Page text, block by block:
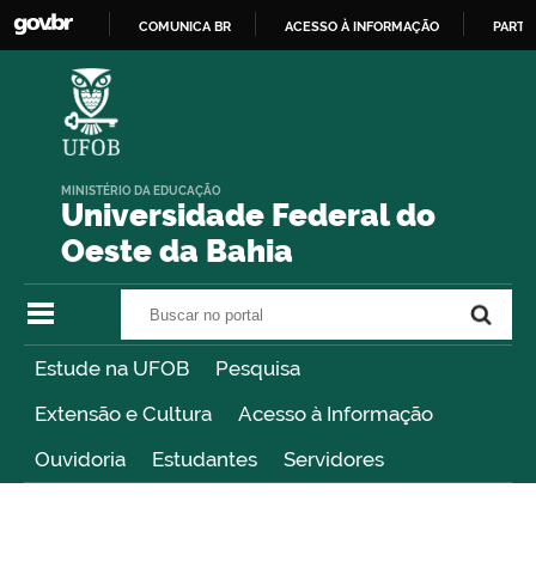
COMUNICA BR ACESSO À INFORMAÇÃO
Universidade Federal do
Oeste da Bahia
MINISTÉRIO DA EDUCAÇÃO
Estude na UFOB
Pesquisa
Extensão e Cultura
Acesso à Informação
Ouvidoria
Estudantes Servidores